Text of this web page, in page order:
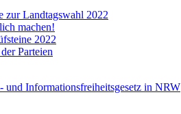
zur Landtagswahl 2022
machen!
2022
Parteien
und Informationsfreiheitsgesetz in NRW